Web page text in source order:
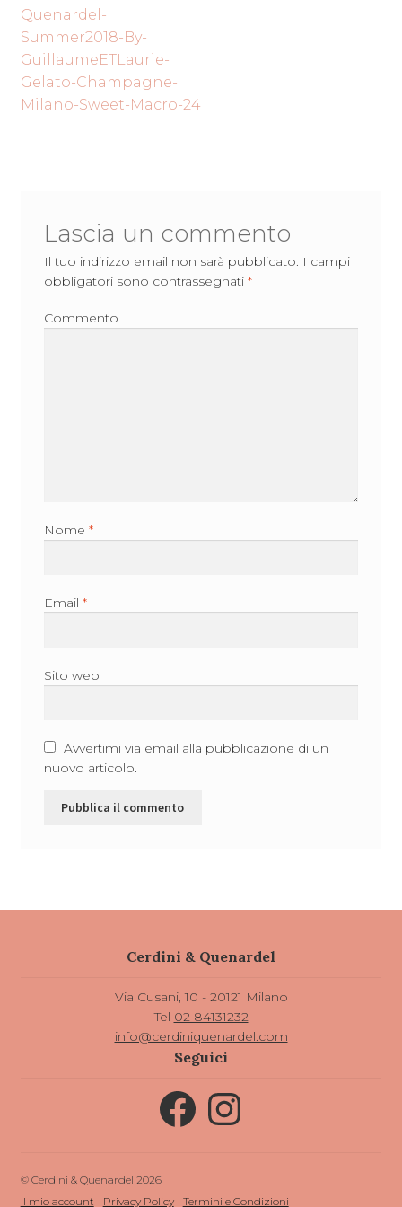
articoli
precedente:
Quenardel-
Summer2018-By-
GuillaumeETLaurie-
Gelato-Champagne-
Milano-Sweet-Macro-24
Lascia un commento
Il tuo indirizzo email non sarà pubblicato. I campi
obbligatori sono contrassegnati *
Commento
Nome *
Email *
Sito web
Avvertimi via email alla pubblicazione di un
nuovo articolo.
Cerdini & Quenardel
Via Cusani, 10 - 20121 Milano
Tel 02 84131232
info@cerdiniquenardel.com
Seguici
FacebookInstagram
© Cerdini & Quenardel 2026
Il mio account
Privacy Policy Termini e Condizioni